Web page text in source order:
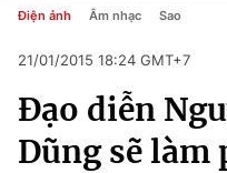
Chuyên mục
Chính trị
Chính trị
Pháp luật
Kinh tế
Thể thao
Truyền hình
Điện ảnh Âm nhạc Sao
21/01/2015 18:24 GMT+7
Đạo diễn
Dũng sẽ làm